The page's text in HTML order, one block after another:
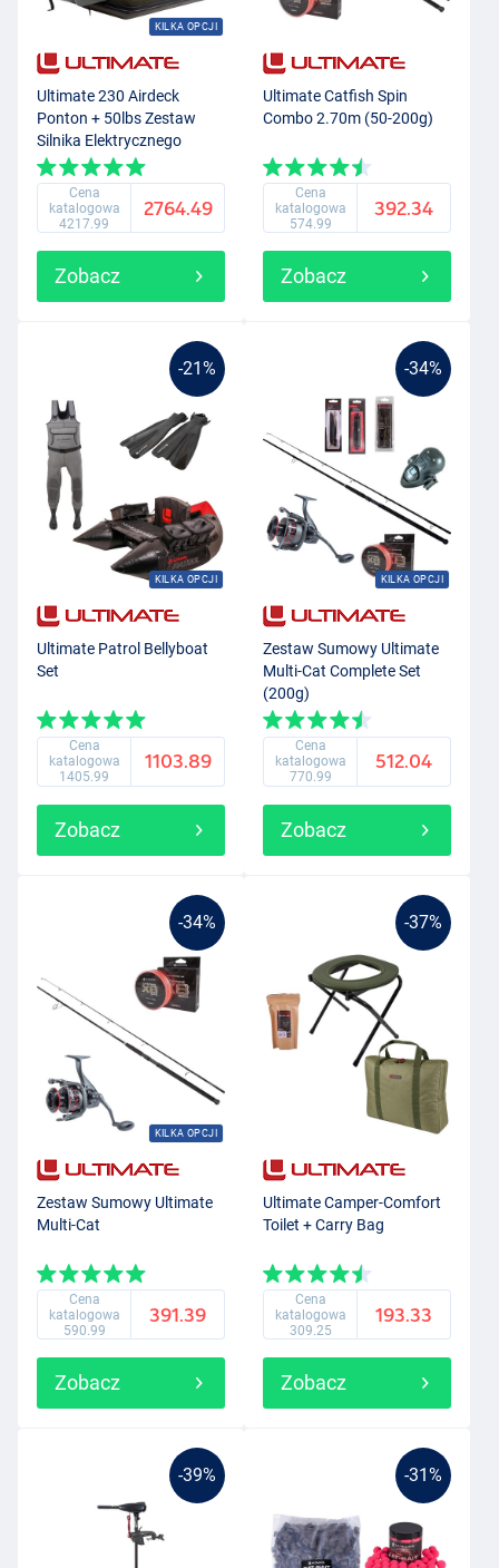
KILKA OPCJI
Ultimate 230 Airdeck
Ponton + 50lbs Zestaw
Silnika Elektrycznego
Cena
katalogowa
4217.99
2764.49
Zobacz
Ultimate Catfish Spin
Combo 2.70m (50-200g)
Cena
katalogowa
574.99
392.34
Zobacz
-21%
KILKA OPCJI
Ultimate Patrol Bellyboat
Set
Cena
katalogowa
1405.99
1103.89
Zobacz
-34%
KILKA OPCJI
Zestaw Sumowy Ultimate
Multi-Cat Complete Set
(200g)
Cena
katalogowa
770.99
512.04
Zobacz
-34%
KILKA OPCJI
Zestaw Sumowy Ultimate
Multi-Cat
Cena
katalogowa
590.99
391.39
Zobacz
-37%
Ultimate Camper-Comfort
Toilet + Carry Bag
Cena
katalogowa
309.25
193.33
Zobacz
-39% -31%